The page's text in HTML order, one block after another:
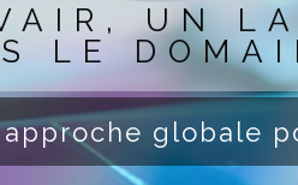
UN
LE
globale